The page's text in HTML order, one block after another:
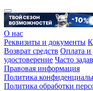
О нас
Реквизиты и документы
Возврат средств Оплата и
удостоверение Часто
Правовая информация
Политика
Политика обработки